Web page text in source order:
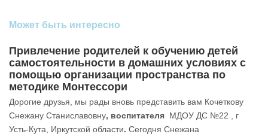
Может быть интересно
Привлечение родителей к обучению детей
самостоятельности в домашних условиях с
помощью организации пространства по
методике Монтессори
Дорогие друзья, мы рады вновь представить вам Кочеткову
Снежану Станиславовну, воспитателя МДОУ ДС №22 , г
Усть-Кута, Иркутской области. Сегодня Снежана